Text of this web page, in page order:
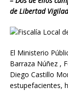
de Libertad
El Ministerio
Barraza Núñez ,
Diego Castillo
estupefacientes,